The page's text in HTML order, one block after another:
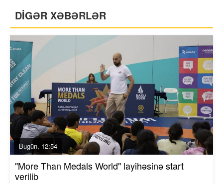
DİGƏR XƏBƏRLƏR
Bugün, 12:54
"More Than Medals World" layihəsinə start
verilib